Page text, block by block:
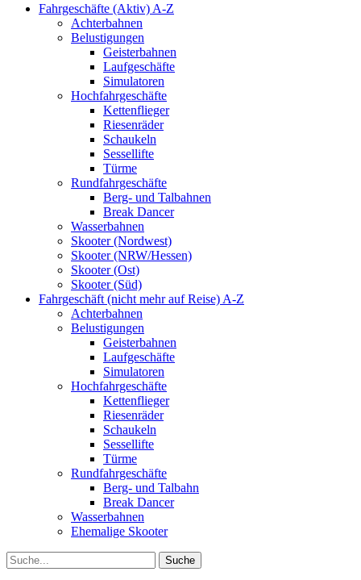
Fahrgeschäfte (Aktiv) A-Z
Achterbahnen
Belustigungen
Geisterbahnen
Laufgeschäfte
Simulatoren
Hochfahrgeschäfte
Kettenflieger
Riesenräder
Schaukeln
Sessellifte
Türme
Rundfahrgeschäfte
Berg- und Talbahnen
Break Dancer
Wasserbahnen
Skooter (Nordwest)
Skooter (NRW/Hessen)
Skooter (Ost)
Skooter (Süd)
Fahrgeschäft (nicht mehr auf Reise) A-Z
Achterbahnen
Belustigungen
Geisterbahnen
Laufgeschäfte
Simulatoren
Hochfahrgeschäfte
Kettenflieger
Riesenräder
Schaukeln
Sessellifte
Türme
Rundfahrgeschäfte
Berg- und Talbahn
Break Dancer
Wasserbahnen
Ehemalige Skooter